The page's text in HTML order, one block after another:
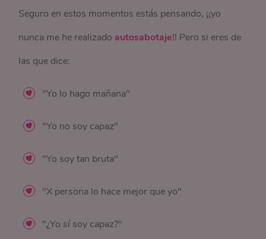
Seguro en estos momentos estás pensando, ¡¡yo
nunca me he realizado autosabotaje!! Pero si eres de
las que dice:
"Yo lo hago mañana"
"Yo no soy capaz"
"Yo soy tan bruta"
"X persona lo hace mejor que yo"
"¿Yo sí soy capaz?"